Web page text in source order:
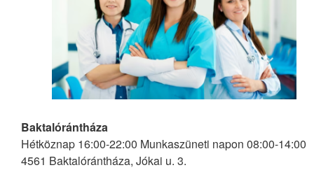
Baktalórántháza
Hétköznap 16:00-22:00 Munkaszüneti napon 08:00-14:00
4561 Baktalórántháza, Jókai u. 3.